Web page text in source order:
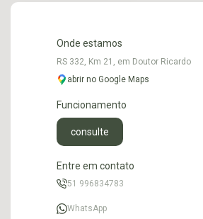
Onde estamos
RS 332, Km 21, em Doutor Ricardo
abrir no Google Maps
Funcionamento
consulte
Entre em contato
51 996834783
WhatsApp